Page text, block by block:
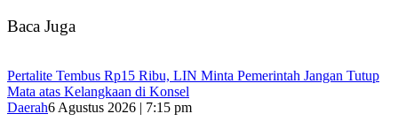
Baca Juga
‎Pertalite Tembus Rp15 Ribu, LIN Minta Pemerintah Jangan Tutup
Mata atas Kelangkaan di Konsel
Daerah6 Agustus 2026 | 7:15 pm